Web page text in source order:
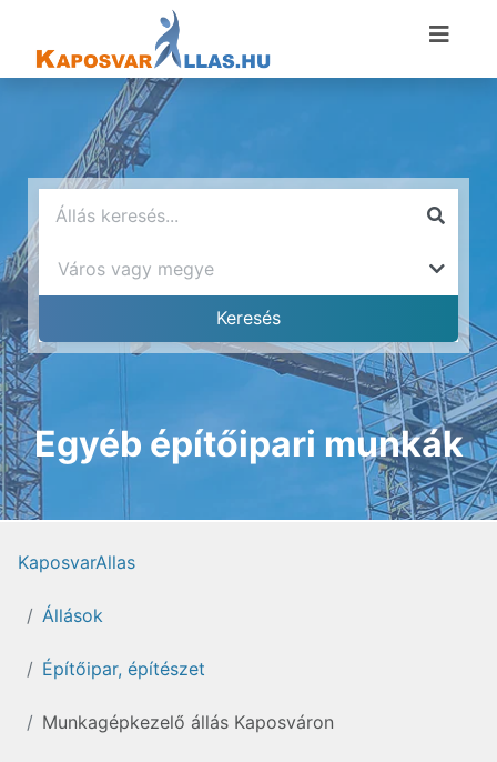
Egyéb építőipari munkák
KaposvarAllas
Állások
Építőipar, építészet
Munkagépkezelő állás Kaposváron